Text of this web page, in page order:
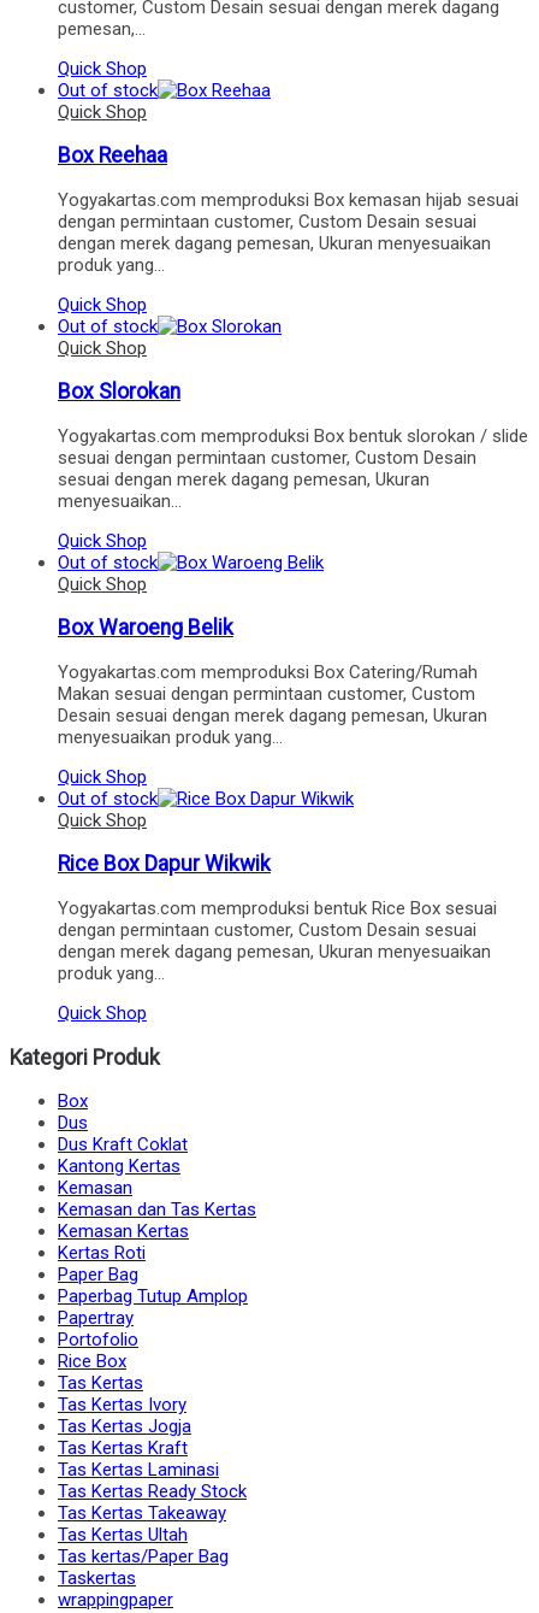
customer, Custom Desain sesuai dengan merek dagang
pemesan,…
Quick Shop
Out of stock
Quick Shop
Box Reehaa
Yogyakartas.com memproduksi Box kemasan hijab sesuai
dengan permintaan customer, Custom Desain sesuai
dengan merek dagang pemesan, Ukuran menyesuaikan
produk yang…
Quick Shop
Out of stock
Quick Shop
Box Slorokan
Yogyakartas.com memproduksi Box bentuk slorokan / slide
sesuai dengan permintaan customer, Custom Desain
sesuai dengan merek dagang pemesan, Ukuran
menyesuaikan…
Quick Shop
Out of stock
Quick Shop
Box Waroeng Belik
Yogyakartas.com memproduksi Box Catering/Rumah
Makan sesuai dengan permintaan customer, Custom
Desain sesuai dengan merek dagang pemesan, Ukuran
menyesuaikan produk yang…
Quick Shop
Out of stock
Quick Shop
Rice Box Dapur Wikwik
Yogyakartas.com memproduksi bentuk Rice Box sesuai
dengan permintaan customer, Custom Desain sesuai
dengan merek dagang pemesan, Ukuran menyesuaikan
produk yang…
Quick Shop
Kategori Produk
Box
Dus
Dus Kraft Coklat
Kantong Kertas
Kemasan
Kemasan dan Tas Kertas
Kemasan Kertas
Kertas Roti
Paper Bag
Paperbag Tutup Amplop
Papertray
Portofolio
Rice Box
Tas Kertas
Tas Kertas Ivory
Tas Kertas Jogja
Tas Kertas Kraft
Tas Kertas Laminasi
Tas Kertas Ready Stock
Tas Kertas Takeaway
Tas Kertas Ultah
Tas kertas/Paper Bag
Taskertas
wrappingpaper